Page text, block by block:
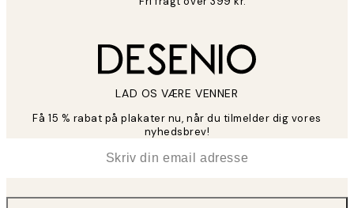
LAD OS VÆRE VENNER
Få 15 % rabat på plakater nu, når du tilmelder dig vores
nyhedsbrev!